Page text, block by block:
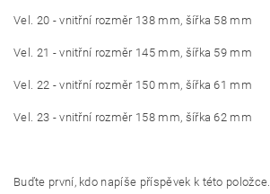
Vel. 20 - vnitřní rozměr 138 mm, šířka 58 mm
Vel. 21 - vnitřní rozměr 145 mm, šířka 59 mm
Vel. 22 - vnitřní rozměr 150 mm, šířka 61 mm
Vel. 23 - vnitřní rozměr 158 mm, šířka 62 mm
Buďte první, kdo napíše příspěvek k této položce.